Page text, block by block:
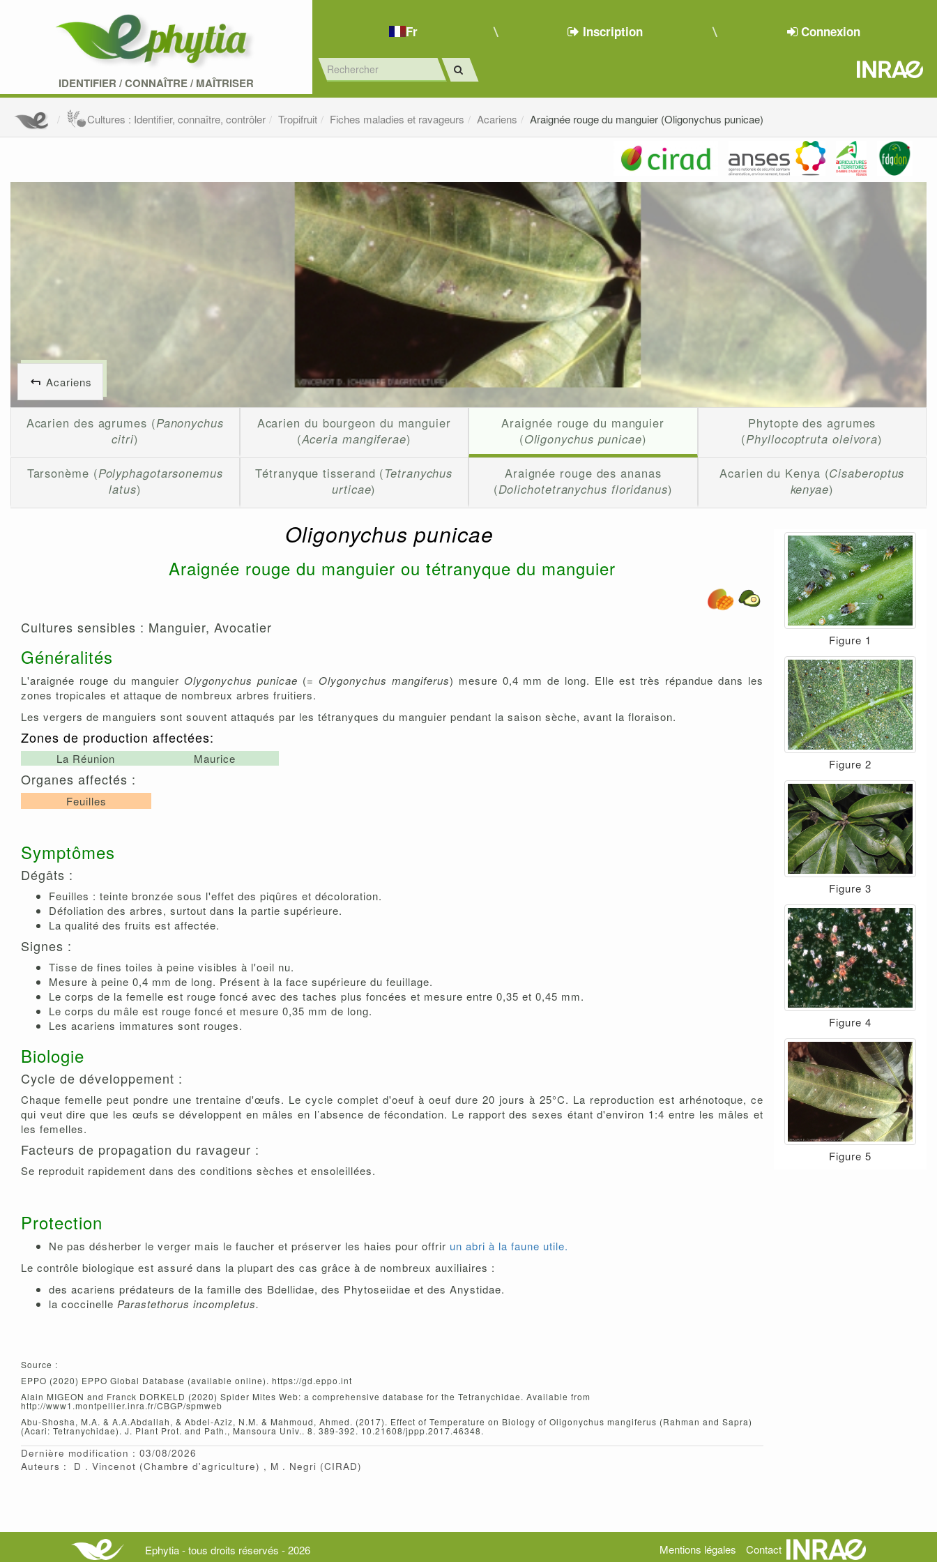
IDENTIFIER /CONNAÎTRE/MAÎTRISER
Fr Inscription Connexion
Cultures : Identifier, connaître, contrôler Tropifruit Fiches maladies et ravageurs Acariens Araignée rouge du manguier (Oligonychus punicae)
Acariens
Acarien des agrumes (Panonychus
citri)
Acarien du bourgeon du manguier
(Aceria mangiferae)
Araignée rouge du manguier
(Oligonychus punicae)
Phytopte des agrumes
(Phyllocoptruta oleivora)
Tarsonème (Polyphagotarsonemus
latus)
Tétranyque tisserand (Tetranychus
urticae)
Araignée rouge des ananas
(Dolichotetranychus floridanus)
Acarien du Kenya (Cisaberoptus
kenyae)
Oligonychus punicae
Araignée rouge du manguier ou tétranyque du manguier
Cultures sensibles : Manguier, Avocatier
Généralités
L'araignée rouge du manguier Olygonychus punicae (= Olygonychus mangiferus) mesure 0,4 mm de long. Elle est très répandue dans les
zones tropicales et attaque de nombreux arbres fruitiers.
Les vergers de manguiers sont souvent attaqués par les tétranyques du manguier pendant la saison sèche, avant la floraison.
Zones de production affectées:
La Réunion Maurice
Organes affectés :
Feuilles
Symptômes
Dégâts :
Feuilles : teinte bronzée sous l'effet des piqûres et décoloration.
Défoliation des arbres, surtout dans la partie supérieure.
La qualité des fruits est affectée.
Signes :
Tisse de fines toiles à peine visibles à l'oeil nu.
Mesure à peine 0,4 mm de long. Présent à la face supérieure du feuillage.
Le corps de la femelle est rouge foncé avec des taches plus foncées et mesure entre 0,35 et 0,45 mm.
Le corps du mâle est rouge foncé et mesure 0,35 mm de long.
Les acariens immatures sont rouges.
Biologie
Cycle de développement :
Chaque femelle peut pondre une trentaine d'œufs. Le cycle complet d'oeuf à oeuf dure 20 jours à 25°C. La reproduction est arhénotoque, ce
qui veut dire que les œufs se développent en mâles en l’absence de fécondation. Le rapport des sexes étant d'environ 1:4 entre les mâles et
les femelles.
Facteurs de propagation du ravageur :
Se reproduit rapidement dans des conditions sèches et ensoleillées.
Protection
Ne pas désherber le verger mais le faucher et préserver les haies pour offrir un abri à la faune utile.
Le contrôle biologique est assuré dans la plupart des cas grâce à de nombreux auxiliaires :
des acariens prédateurs de la famille des Bdellidae, des Phytoseiidae et des Anystidae.
la coccinelle Parastethorus incompletus.
Source :
EPPO (2020) EPPO Global Database (available online). https://gd.eppo.int
Alain MIGEON and Franck DORKELD (2020) Spider Mites Web: a comprehensive database for the Tetranychidae. Available from
http://www1.montpellier.inra.fr/CBGP/spmweb
Abu-Shosha, M.A. & A.A.Abdallah, & Abdel-Aziz, N.M. & Mahmoud, Ahmed. (2017). Effect of Temperature on Biology of Oligonychus mangiferus (Rahman and Sapra)
(Acari: Tetranychidae). J. Plant Prot. and Path., Mansoura Univ.. 8. 389-392. 10.21608/jppp.2017.46348.
Dernière modification : 03/08/2026
Auteurs :
D Vincenot (Chambre d'agriculture) M Negri (CIRAD)
Figure 1
Figure 2
Figure 3
Figure 4
Figure 5
Ephytia - tous droits réservés - 2026 Mentions légales Contact